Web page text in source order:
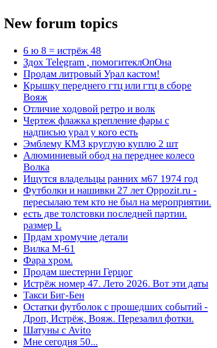
New forum topics
6 ю 8 = истрёж 48
Здох Telegram , помогитеклОпОна
Продам литровый Урал кастом!
Крышку переднего гтц или гтц в сборе
Вояж
Отличие ходовой ретро и волк
Чертеж флажка крепление фары с
надписью урал у кого есть
Эмблему КМЗ круглую куплю 2 шт
Алюминиевый обод на переднее колесо
Волка
Ищутся владельцы ранних м67 1974 год
Футболки и нашивки 27 лет Oppozit.ru -
пересылаю тем кто не был на мероприятии.
есть две толстовки последней партии.
размер L
Прдам хромучие детали
Вилка М-61
Фара хром.
Продам шестерни Герцог
Истрёж номер 47. Лето 2026. Вот эти даты
Такси Биг-Бен
Остатки футболок с прошедших событий -
Дроп, Истрёж, Вояж. Перезалил фотки.
Шатуны с Avito
Мне сегодня 50...